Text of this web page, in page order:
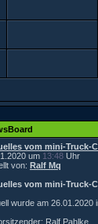
vom mini-Truck-
um 13:48 Uhr
von: Ralf Mq
vom mini-Truck-
wurde am 26.01.2020
Ralf Pahlke